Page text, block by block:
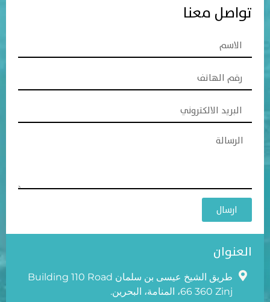
العنوان
طريق الشيخ عيسى بن سلمان Building 110 Road
66 360 Zinj، المنامة، البحرين.
تواصل معنا
ارسال